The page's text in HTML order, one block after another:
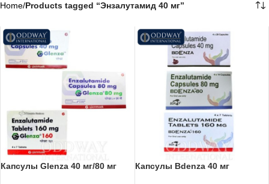
Home/Products tagged “Энзалутамид 40 мг”
Капсулы Glenza 40 мг/80 мг Капсулы Bdenza 40 мг